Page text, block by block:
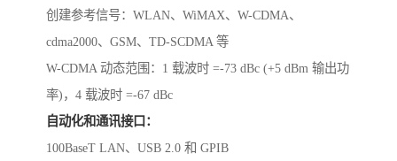
创建参考信号：WLAN、WiMAX、W-CDMA、
cdma2000、GSM、TD-SCDMA 等
W-CDMA 动态范围：1 载波时 =-73 dBc (+5 dBm 输出功
率)，4 载波时 =-67 dBc
自动化和通讯接口：
100BaseT LAN、USB 2.0 和 GPIB